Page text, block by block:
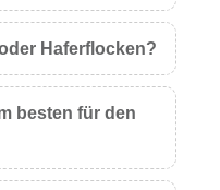
Haferflocken?
besten für den